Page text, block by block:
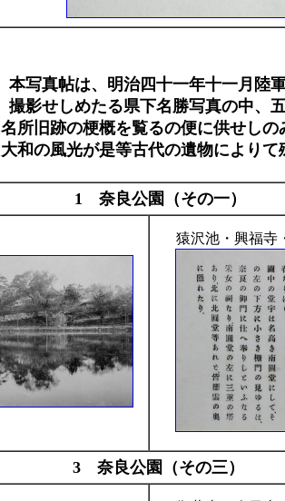
本写真帖は、明治四十一年十一月陸
撮影せしめたる県下名勝写真の中、
名所旧跡の梗概を覧るの便に供せし
大和の風光が是等古代の遺物により
1 奈良公園（その一）
猿沢池・興福寺
3 奈良公園（その三）